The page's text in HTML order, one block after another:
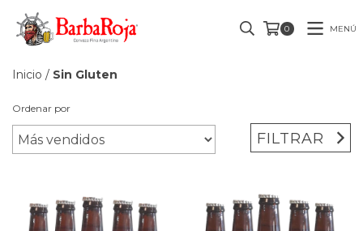
0 MENÚ
Inicio / Sin Gluten
Ordenar por
FILTRAR